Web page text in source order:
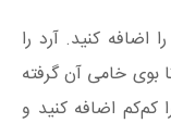
اضافه کنید. آرد را
بوی خامی آن گرفته
اضافه کنید و